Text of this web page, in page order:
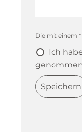
Die mit einem
Ich
Speichern